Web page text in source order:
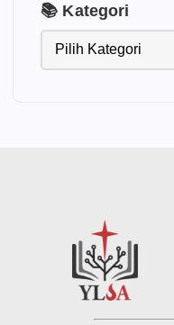
📚 Kategori